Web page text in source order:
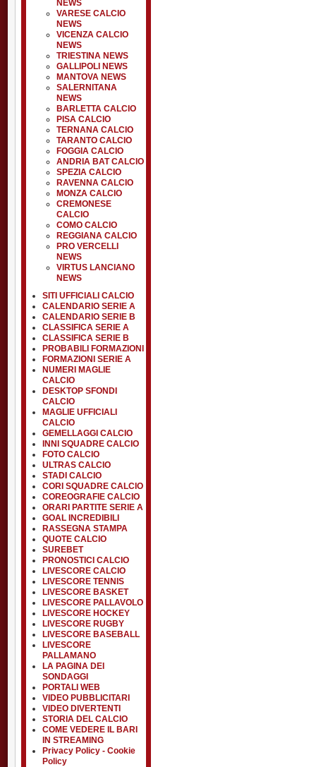
NEWS
VARESE CALCIO
NEWS
VICENZA CALCIO
NEWS
TRIESTINA NEWS
GALLIPOLI NEWS
MANTOVA NEWS
SALERNITANA
NEWS
BARLETTA CALCIO
PISA CALCIO
TERNANA CALCIO
TARANTO CALCIO
FOGGIA CALCIO
ANDRIA BAT CALCIO
SPEZIA CALCIO
RAVENNA CALCIO
MONZA CALCIO
CREMONESE
CALCIO
COMO CALCIO
REGGIANA CALCIO
PRO VERCELLI
NEWS
VIRTUS LANCIANO
NEWS
SITI UFFICIALI CALCIO
CALENDARIO SERIE A
CALENDARIO SERIE B
CLASSIFICA SERIE A
CLASSIFICA SERIE B
PROBABILI FORMAZIONI
FORMAZIONI SERIE A
NUMERI MAGLIE
CALCIO
DESKTOP SFONDI
CALCIO
MAGLIE UFFICIALI
CALCIO
GEMELLAGGI CALCIO
INNI SQUADRE CALCIO
FOTO CALCIO
ULTRAS CALCIO
STADI CALCIO
CORI SQUADRE CALCIO
COREOGRAFIE CALCIO
ORARI PARTITE SERIE A
GOAL INCREDIBILI
RASSEGNA STAMPA
QUOTE CALCIO
SUREBET
PRONOSTICI CALCIO
LIVESCORE CALCIO
LIVESCORE TENNIS
LIVESCORE BASKET
LIVESCORE PALLAVOLO
LIVESCORE HOCKEY
LIVESCORE RUGBY
LIVESCORE BASEBALL
LIVESCORE
PALLAMANO
LA PAGINA DEI
SONDAGGI
PORTALI WEB
VIDEO PUBBLICITARI
VIDEO DIVERTENTI
STORIA DEL CALCIO
COME VEDERE IL BARI
IN STREAMING
Privacy Policy - Cookie
Policy